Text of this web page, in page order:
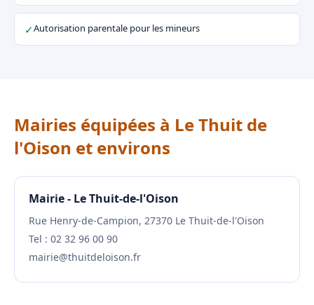
✓Autorisation parentale pour les mineurs
Mairies équipées à Le Thuit de
l'Oison et environs
Mairie - Le Thuit-de-l'Oison
Rue Henry-de-Campion, 27370 Le Thuit-de-l'Oison
Tel : 02 32 96 00 90
mairie@thuitdeloison.fr